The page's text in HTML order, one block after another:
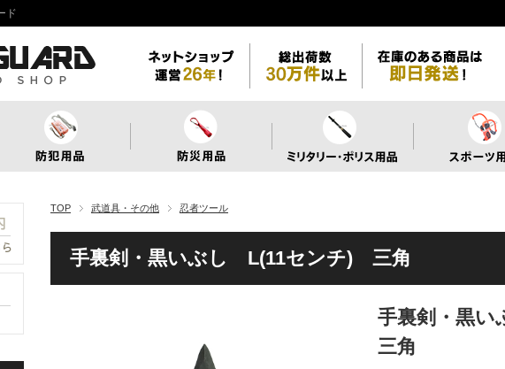
ド
TOP 武道具・その他 忍者ツール
手裏剣・黒いぶし L(11センチ) 三角
手裏剣・黒
三角